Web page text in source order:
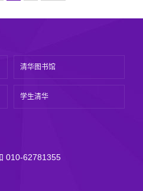
清华图书馆
学生清华
010-62781355